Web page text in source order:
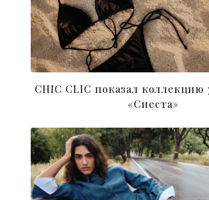
CHIC CLIC показал
«Сиеста»